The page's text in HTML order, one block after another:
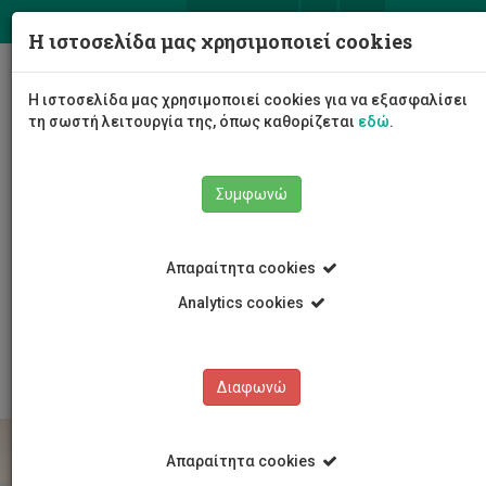
Διοίκηση
Διοικητικές Υπηρεσίες
Προκηρύξεις Θέσεων Ειδικών Επιστημόνων
Προκηρύξεις Θέσεων Ειδικών Επιστημόνων Τμήμα
Η ιστοσελίδα μας χρησιμοποιεί cookies
Η ιστοσελίδα μας χρησιμοποιεί cookies για να εξασφαλίσει
τη σωστή λειτουργία της, όπως καθορίζεται εδώ.
Συμφωνώ
Απαραίτητα cookies
Analytics cookies
Διαφωνώ
Απαραίτητα cookies